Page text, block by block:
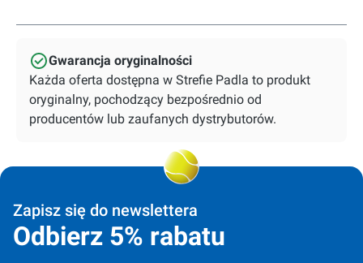
Gwarancja oryginalności
Każda oferta dostępna w Strefie Padla to produkt
oryginalny, pochodzący bezpośrednio od
producentów lub zaufanych dystrybutorów.
Zapisz się do newslettera
Odbierz 5% rabatu